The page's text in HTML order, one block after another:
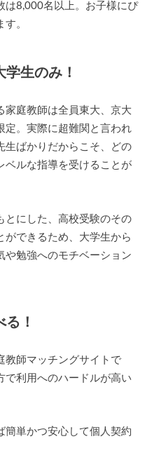
は8,000名以上。お子様にぴ
。
生のみ！
家庭教師は全員東大、京大
定。実際に超難関と言われ
生ばかりだからこそ、どの
ベルな指導を受けることが
とにした、高校受験のその
ができるため、大学生から
や勉強へのモチベーション
！
教師マッチングサイトで
で利用へのハードルが高い
簡単かつ安心して個人契約